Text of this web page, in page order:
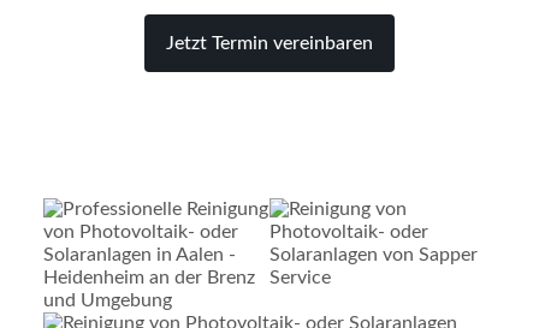
Jetzt Termin vereinbaren